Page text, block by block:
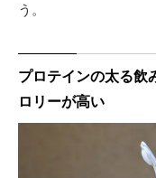
う。
プロテインの太る飲
ロリーが高い